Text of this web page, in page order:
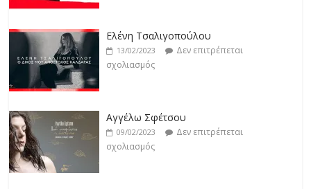
19/02/2023
Δεν επιτρέπεται
σχολιασμός
Ελένη Τσαλιγοπούλου
13/02/2023
Δεν επιτρέπεται
σχολιασμός
Αγγέλω Σφέτσου
09/02/2023
Δεν επιτρέπεται
σχολιασμός